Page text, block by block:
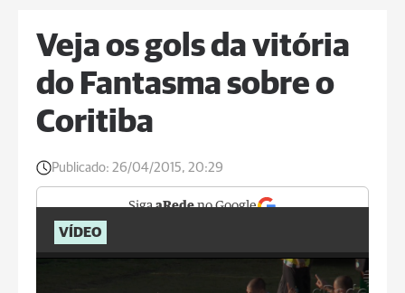
Veja os gols da vitória
do Fantasma sobre o
Coritiba
Publicado: 26/04/2015, 20:29
SigaaRedeno Google
VÍDEO